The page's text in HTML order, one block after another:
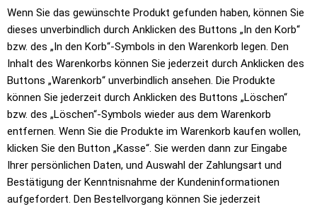
Wenn Sie das gewünschte Produkt gefunden haben, können Sie
dieses unverbindlich durch Anklicken des Buttons „In den Korb“
bzw. des „In den Korb“-Symbols in den Warenkorb legen. Den
Inhalt des Warenkorbs können Sie jederzeit durch Anklicken des
Buttons „Warenkorb“ unverbindlich ansehen. Die Produkte
können Sie jederzeit durch Anklicken des Buttons „Löschen“
bzw. des „Löschen“-Symbols wieder aus dem Warenkorb
entfernen. Wenn Sie die Produkte im Warenkorb kaufen wollen,
klicken Sie den Button „Kasse“. Sie werden dann zur Eingabe
Ihrer persönlichen Daten, und Auswahl der Zahlungsart und
Bestätigung der Kenntnisnahme der Kundeninformationen
aufgefordert. Den Bestellvorgang können Sie jederzeit